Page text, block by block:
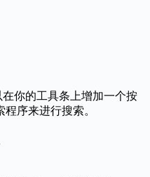
在你的工具条上增加一个按
序来进行搜索。